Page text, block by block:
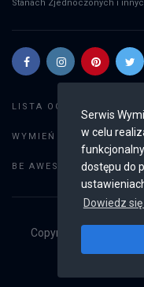
Serwis
w celu
dostępu do
Dowiedz
Stanach Zjednoczonych i
LISTA OGŁOSZEŃ:
WYMIEŃ GRY: Dodaj
BE AWESOME:
Copyright © 2019 -